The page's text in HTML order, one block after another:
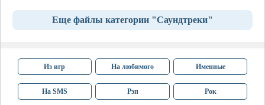
Еще файлы категории "Саундтреки"
Из игр На любимого Именные
На SMS Рэп Рок